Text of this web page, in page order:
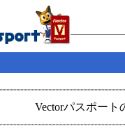
Vectorパスポー